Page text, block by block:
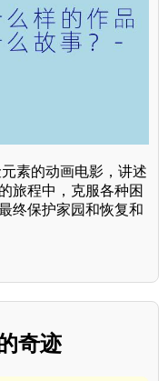
素的动画电影，讲述
旅程中，克服各种困
终保护家园和恢复和
奇迹